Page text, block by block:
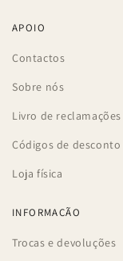
APOIO
Contactos
Sobre nós
Livro de reclamações
Códigos de desconto
Loja física
INFORMAÇÃO
Trocas e devoluções